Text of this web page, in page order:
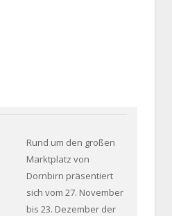
Rund um den großen
Marktplatz von
Dornbirn präsentiert
sich vom 27. November
bis 23. Dezember der